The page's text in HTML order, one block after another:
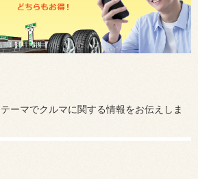
ーマでクルマに関する情報をお伝えしま